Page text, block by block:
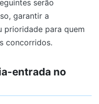
serão
garantir a
prioridade para quem
concorridos.
entrada no